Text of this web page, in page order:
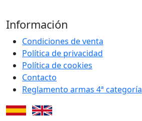
Información
Condiciones de venta
Política de privacidad
Política de cookies
Contacto
Reglamento armas 4ª categoría